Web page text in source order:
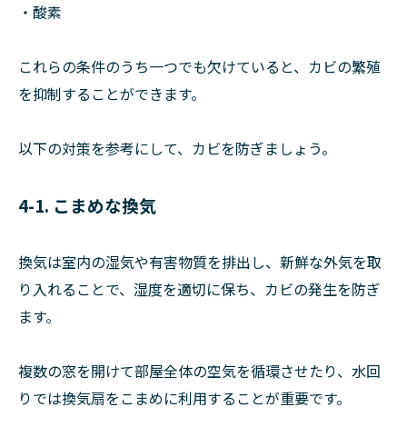
・酸素
これらの条件のうち一つでも欠けていると、カビの繁殖
を抑制することができます。
以下の対策を参考にして、カビを防ぎましょう。
4-1. こまめな換気
換気は室内の湿気や有害物質を排出し、新鮮な外気を取
り入れることで、湿度を適切に保ち、カビの発生を防ぎ
ます。
複数の窓を開けて部屋全体の空気を循環させたり、水回
りでは換気扇をこまめに利用することが重要です。